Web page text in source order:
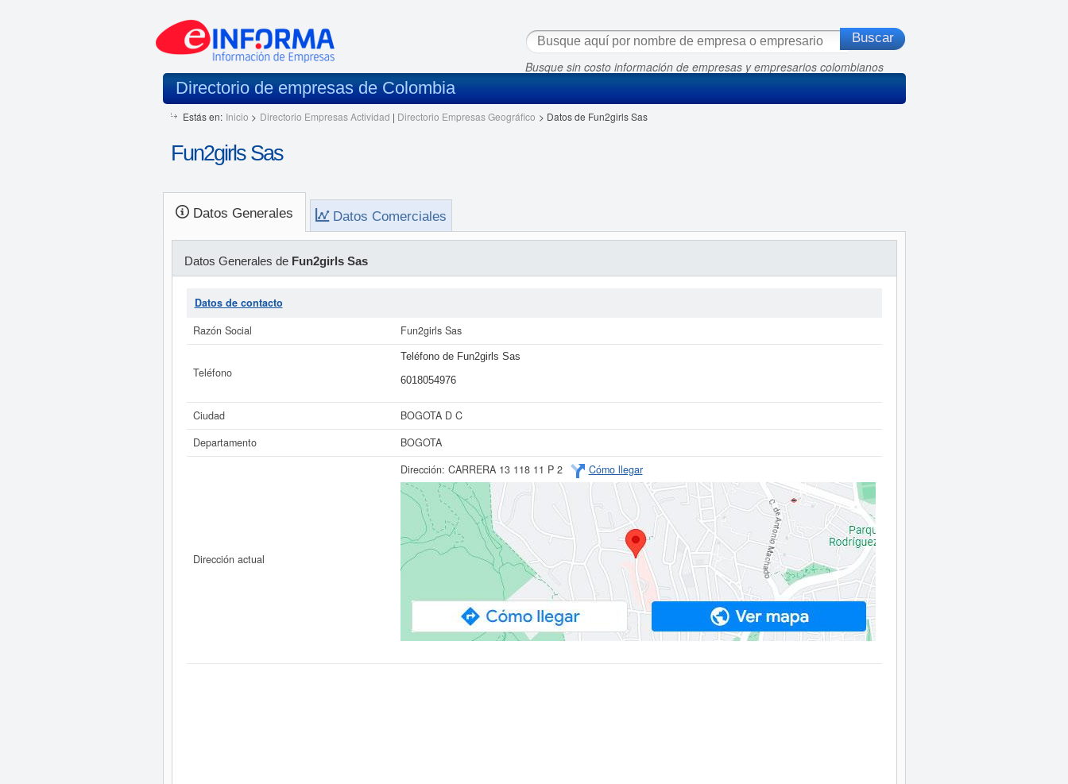
Busque sin costo información de empresas y empresarios colombianos
Directorio de empresas de Colombia
Estás en: Inicio > Directorio Empresas Actividad | Directorio Empresas Geográfico > Datos de Fun2girls Sas
Fun2girls Sas
Datos Generales Datos Comerciales
Datos Generales de Fun2girls Sas
Datos de contacto
Razón Social
Fun2girls Sas
Teléfono
Teléfono de Fun2girls Sas
6018054976
Ciudad
BOGOTA D C
Departamento
BOGOTA
Dirección actual
Dirección: CARRERA 13 118 11 P 2 Cómo llegar